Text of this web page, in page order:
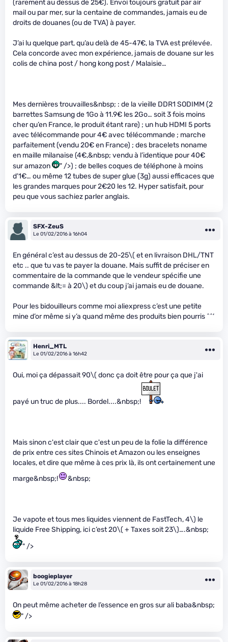
(rarement au dessus de 25€). Envoi toujours gratuit par air
mail ou par mer, sur la centaine de commandes, jamais eu de
droits de douanes (ou de TVA) à payer.
J’ai lu quelque part, qu’au delà de 45-47€, la TVA est prélevée.
Cela concorde avec mon expérience, jamais de douane sur les
colis de china post / hong kong post / Malaisie…
Mes dernières trouvailles&nbsp; : de la vieille DDR1 SODIMM (2
barrettes Samsung de 1Go à 11.9€ les 2Go… soit 3 fois moins
cher qu’en France, le produit étant rare) ; un hub HDMI 5 ports
avec télécommande pour 4€ avec télécommande ; marche
parfaitement (vendu 20€ en France) ; des bracelets noname
en maille milanaise (4€,&nbsp; vendu à l’identique pour 40€
sur amazon
" />) ; de belles coques de téléphone à moins
d’1€… ou même 12 tubes de super glue (3g) aussi efficaces que
les grandes marques pour 2€20 les 12. Hyper satisfait, pour
peu que vous sachiez parler anglais.
SFX-ZeuS
Le 01/02/2016 à 16h04
En général c’est au dessus de 20-25\( et en livraison DHL/TNT
etc .. que tu vas te payer la douane. Mais suffit de préciser en
commentaire de la commande que le vendeur spécifie une
commande &lt;= à 20\) et du coup j’ai jamais eu de douane.
Pour les bidouilleurs comme moi aliexpress c’est une petite
mine d’or même si y’a quand même des produits bien pourris ^^’
Henri_MTL
Le 01/02/2016 à 16h42
Oui, moi ça dépassait 90\( donc ça doit être pour ça que j'ai
payé un truc de plus.... Bordel....&nbsp;!
Mais sinon c'est clair que c'est un peu de la folie la différence
de prix entre ces sites Chinois et Amazon ou les enseignes
locales, et dire que même à ces prix là, ils ont certainement une
marge&nbsp;!
&nbsp;
Je vapote et tous mes liquides viennent de FastTech, 4\) le
liquide Free Shipping, ici c’est 20\( + Taxes soit 23\)….&nbsp;
" />
boogieplayer
Le 01/02/2016 à 18h28
On peut même acheter de l’essence en gros sur ali baba&nbsp;
" />